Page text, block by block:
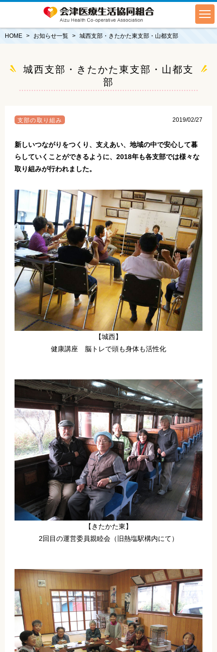
HOME お知らせ一覧 城西支部・きたかた東支部・山都支部
城西支部・きたかた東支部・山都支
部
支部の取り組み 2019/02/27
新しいつながりをつくり、支えあい、地域の中で安心して暮
らしていくことができるように、2018年も各支部では様々な
取り組みが行われました。
【城西】
健康講座 脳トレで頭も身体も活性化
【きたかた東】
2回目の運営委員親睦会（旧熱塩駅構内にて）